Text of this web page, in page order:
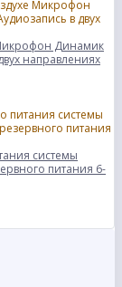
Динамик
направлениях
системы
питания 6-